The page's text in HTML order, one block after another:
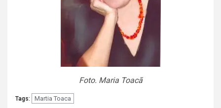
Foto. Maria Toacã
Tags: Martia Toaca